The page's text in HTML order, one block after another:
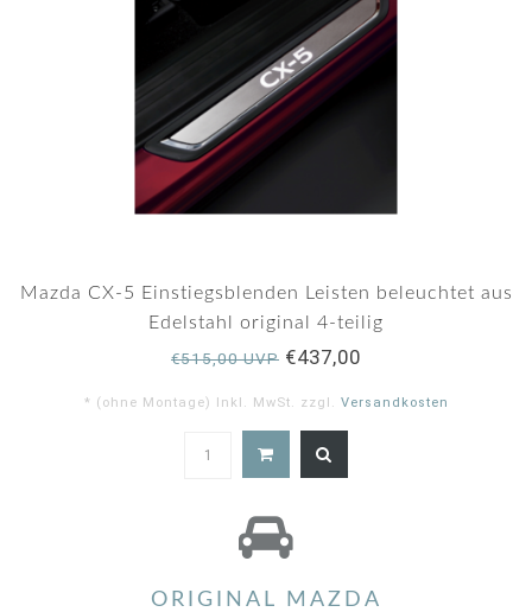
Mazda CX-5 Einstiegsblenden Leisten beleuchtet aus
Edelstahl original 4-teilig
€515,00 UVP €437,00
* (ohne Montage) Inkl. MwSt. zzgl. Versandkosten
ORIGINAL MAZDA